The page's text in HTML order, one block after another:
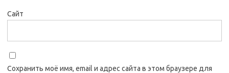
Сайт
Сохранить моё имя, email и адрес сайта в этом браузере для